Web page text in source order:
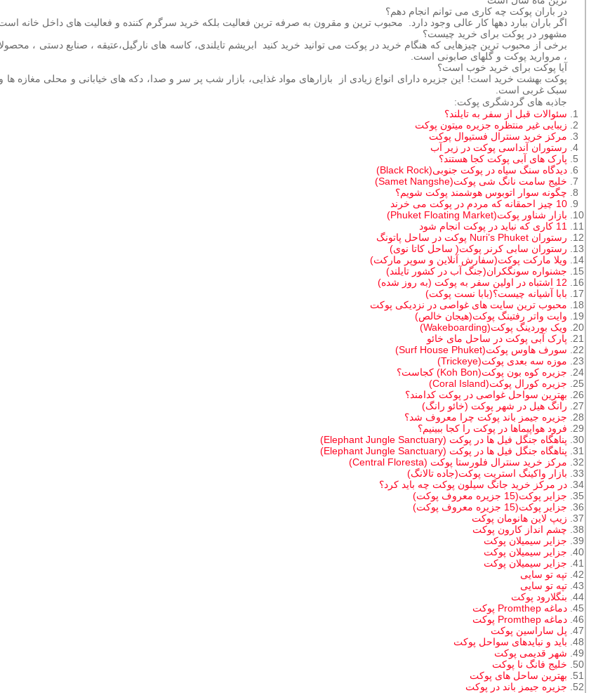
در باران پوکت چه کاری می توانم انجام دهم؟
اگر باران ببارد دهها کار عالی وجود دارد. محبوب ترین و مقرون به صرفه ترین فعالیت بلکه خرید سرگرم کننده و فعالیت های داخل خانه
مشهور در پوکت برای خرید چیست؟
برخی از محبوب ترین چیزهایی که هنگام خرید در پوکت می توانید خرید کنید
ابریشم تایلندی، کاسه های نارگیل،عتیقه ، صنایع دستی ،
، مروارید پوکت و گلهای صابونی است.
آیا پوکت برای خرید خوب است؟
پوکت بهشت خرید است! این جزیره دارای انواع زیادی از بازارهای مواد غذایی، بازار شب پر سر و صدا، دکه های خیابانی و محلی مغازه ها
سبک غربی است.
جاذبه های گردشگری پوکت:
سئوالات قبل از سفر به تایلند؟
زیبایی غیر منتظره جزیره میتون پوکت
مركز خريد سنترال فستيوال پوكت
رستوران آنداسی پوکت در زیر آب
پارک های آبی پوکت کجا هستند؟
دیدگاه سنگ سیاه در پوکت جنوبی(Black Rock)
خلیج سامت نانگ شی پوکت(Samet Nangshe)
چگونه سوار اتوبوس هوشمند پوکت شویم؟
10 چیز احمقانه که مردم در پوکت می خرند
بازار شناور پوکت(Phuket Floating Market)
11 کاری که نباید در پوکت انجام شود
رستوران Nuri’s Phuket پوکت در ساحل پاتونگ
رستوران سابی کرنر پوکت( ساحل کاتا نوی)
ویلا مارکت پوکت(سفارش آنلاین و سوپر مارکت)
جشنواره سونگکران(جنگ آب در کشور تایلند)
12 اشتباه در اولین سفر به پوکت (به روز شده)
بابا آشیانه چیست؟(بابا نست پوکت)
محبوب ترین سایت های غواصی در نزدیکی پوکت
وایت واتر رفتینگ پوکت(هیجان خالص)
ویک بوردینگ پوکت(Wakeboarding)
پارک آبی پوکت در ساحل مای خائو
سورف هاوس پوکت(Surf House Phuket)
موزه سه بعدی پوکت(Trickeye)
جزیره کوه بون پوکت(Koh Bon) کجاست؟
جزیره کورال پوکت(Coral Island)
بهترین سواحل غواصی در پوکت کدامند؟
رانگ هیل در شهر پوکت (خائو رانگ)
جزیره جیمز باند پوکت چرا معروف شد؟
فرود هواپیماها در پوکت را کجا ببینیم؟
پناهگاه جنگل فیل ها در پوکت (Elephant Jungle Sanctuary)
پناهگاه جنگل فیل ها در پوکت (Elephant Jungle Sanctuary)
مرکز خرید سنترال فلورستا پوکت (Central Floresta)
بازار واکینگ استریت پوکت(جاده تالانگ)
در مرکز خرید جانگ سیلون پوکت چه باید کرد؟
جزایر پوکت(15 جزیره معروف پوکت)
جزایر پوکت(15 جزیره معروف پوکت)
زیپ لاین هانومان پوکت
چشم انداز کارون پوکت
جزایر سیمیلان پوکت
جزایر سیمیلان پوکت
جزایر سیمیلان پوکت
تپه تو سایی
تپه تو سایی
بنگلارود پوکت
دماغه Promthep پوکت
دماغه Promthep پوکت
پل ساراسین پوکت
باید و نبایدهای سواحل پوکت
شهر قدیمی پوکت
خلیج فانگ نا پوکت
بهترین ساحل های پوکت
جزیره جیمز باند در پوکت